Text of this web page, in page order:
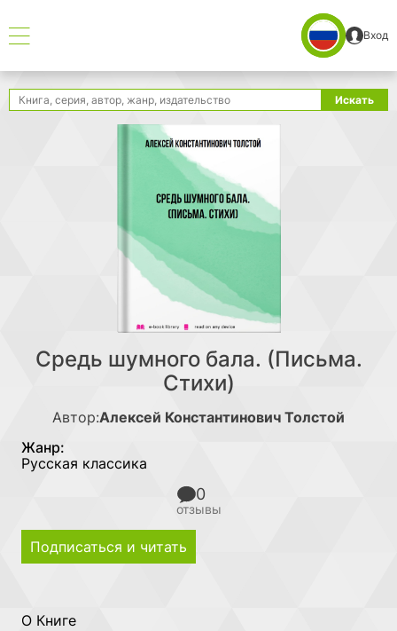
Вход
Поиск Искать
Средь шумного бала. (Письма.
Стихи)
Автор:Алексей Константинович Толстой
Жанр:
Русская классика
0
отзывы
Подписаться и читать
О Книге